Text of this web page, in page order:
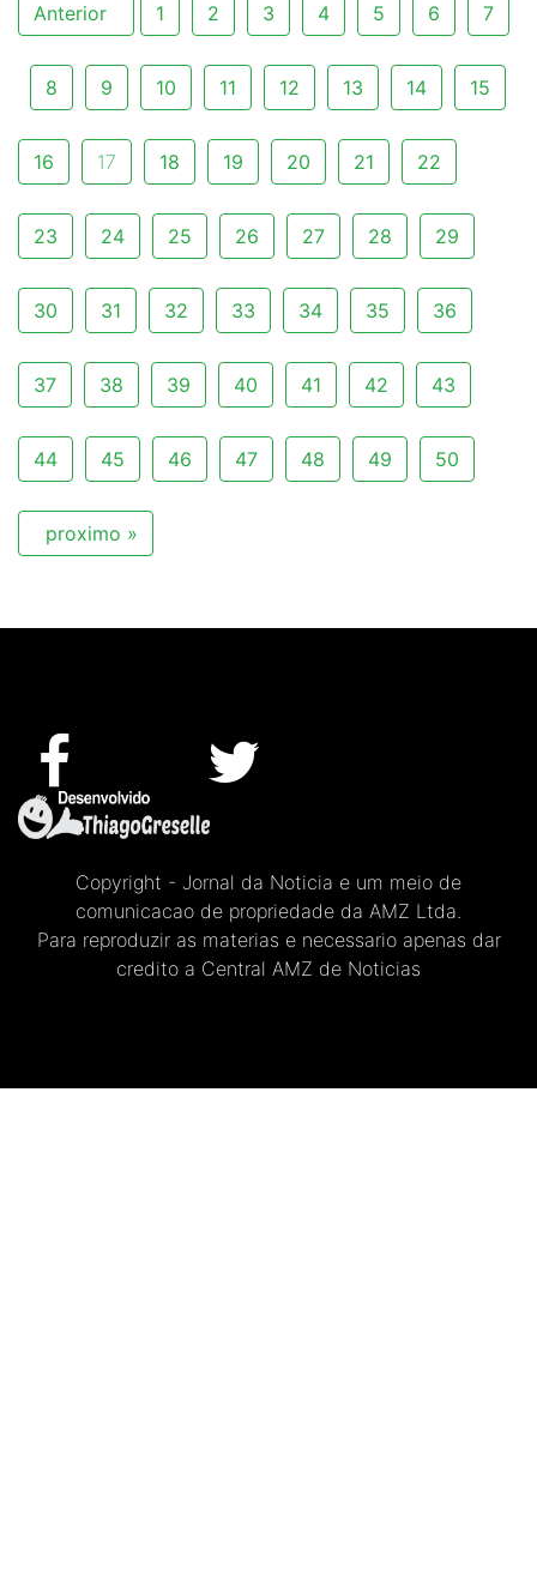
Anterior 1 2 3 4 5 6 7
8 9 10 11 12 13 14 15
16 17 18 19 20 21 22
23 24 25 26 27 28 29
30 31 32 33 34 35 36
37 38 39 40 41 42 43
44 45 46 47 48 49 50
proximo »
Copyright - Jornal da Noticia e um meio de
comunicacao de propriedade da AMZ Ltda.
Para reproduzir as materias e necessario apenas dar
credito a Central AMZ de Noticias